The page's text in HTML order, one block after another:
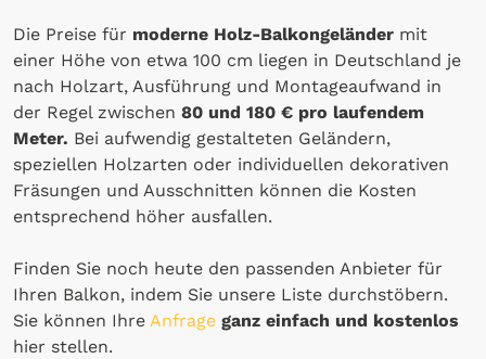
Die Preise für moderne Holz-Balkongeländer mit
einer Höhe von etwa 100 cm liegen in Deutschland je
nach Holzart, Ausführung und Montageaufwand in
der Regel zwischen 80 und 180 € pro laufendem
Meter. Bei aufwendig gestalteten Geländern,
speziellen Holzarten oder individuellen dekorativen
Fräsungen und Ausschnitten können die Kosten
entsprechend höher ausfallen.
Finden Sie noch heute den passenden Anbieter für
Ihren Balkon, indem Sie unsere Liste durchstöbern.
Sie können Ihre Anfrage ganz einfach und kostenlos
hier stellen.